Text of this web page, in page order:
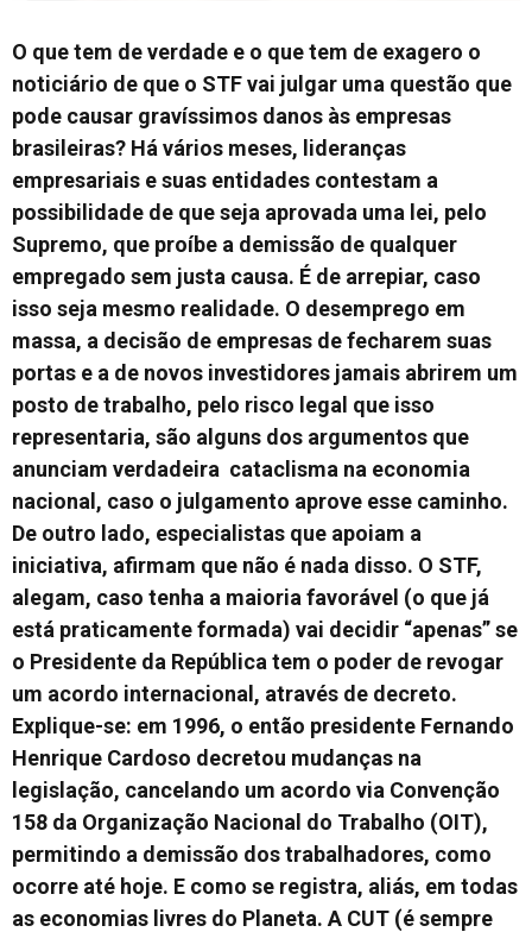
O que tem de verdade e o que tem de exagero o
noticiário de que o STF vai julgar uma questão que
pode causar gravíssimos danos às empresas
brasileiras? Há vários meses, lideranças
empresariais e suas entidades contestam a
possibilidade de que seja aprovada uma lei, pelo
Supremo, que proíbe a demissão de qualquer
empregado sem justa causa. É de arrepiar, caso
isso seja mesmo realidade. O desemprego em
massa, a decisão de empresas de fecharem suas
portas e a de novos investidores jamais abrirem um
posto de trabalho, pelo risco legal que isso
representaria, são alguns dos argumentos que
anunciam verdadeira cataclisma na economia
nacional, caso o julgamento aprove esse caminho.
De outro lado, especialistas que apoiam a
iniciativa, afirmam que não é nada disso. O STF,
alegam, caso tenha a maioria favorável (o que já
está praticamente formada) vai decidir “apenas” se
o Presidente da República tem o poder de revogar
um acordo internacional, através de decreto.
Explique-se: em 1996, o então presidente Fernando
Henrique Cardoso decretou mudanças na
legislação, cancelando um acordo via Convenção
158 da Organização Nacional do Trabalho (OIT),
permitindo a demissão dos trabalhadores, como
ocorre até hoje. E como se registra, aliás, em todas
as economias livres do Planeta. A CUT (é sempre